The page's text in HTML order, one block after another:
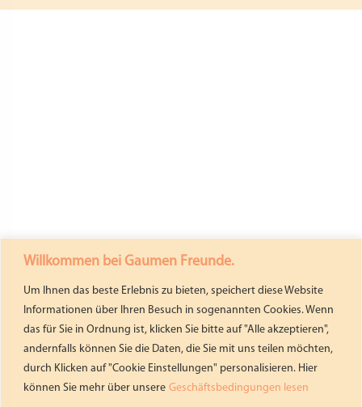
Willkommen bei Gaumen Freunde.
Um Ihnen das beste Erlebnis zu bieten, speichert diese Website
Informationen über Ihren Besuch in sogenannten Cookies. Wenn
das für Sie in Ordnung ist, klicken Sie bitte auf "Alle akzeptieren",
andernfalls können Sie die Daten, die Sie mit uns teilen möchten,
durch Klicken auf "Cookie Einstellungen" personalisieren. Hier
können Sie mehr über unsere Geschäftsbedingungen lesen